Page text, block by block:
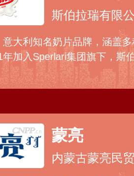
斯伯拉瑞有限
大利知名奶片品牌，涵盖
加入Sperlari集团旗下，斯
蒙亮
内蒙古蒙亮民